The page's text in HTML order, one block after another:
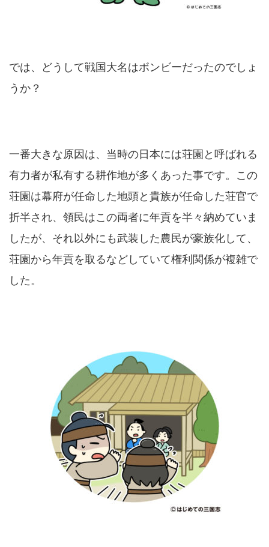
では、どうして戦国大名はボンビーだったのでしょ
うか？
一番大きな原因は、当時の日本には荘園と呼ばれる
有力者が私有する耕作地が多くあった事です。この
荘園は幕府が任命した地頭と貴族が任命した荘官で
折半され、領民はこの両者に年貢を半々納めていま
したが、それ以外にも武装した農民が豪族化して、
荘園から年貢を取るなどしていて権利関係が複雑で
した。